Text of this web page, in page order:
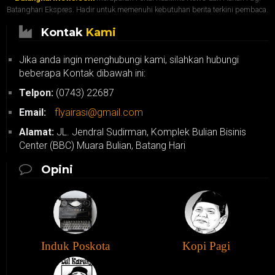
Batanghari Ekspres. Hadir untuk memenuhi kebutuhan berita terkini pembaca.
Kontak Kami
Jika anda ingin menghubungi kami, silahkan hubungi
beberapa Kontak dibawah ini:
Telpon: (0743) 22687
Email:
flyairasi@gmail.com
Alamat: JL. Jendral Sudirman, Komplek Bulian Bisinis
Center (BBC) Muara Bulian, Batang Hari
Opini
Induk Poskota Kopi Pagi